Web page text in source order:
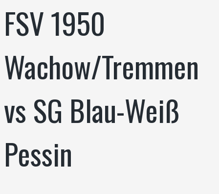
FSV 1950
Wachow/Tremmen
vs SG Blau-Weiß
Pessin